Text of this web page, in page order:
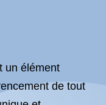
un élément
de tout